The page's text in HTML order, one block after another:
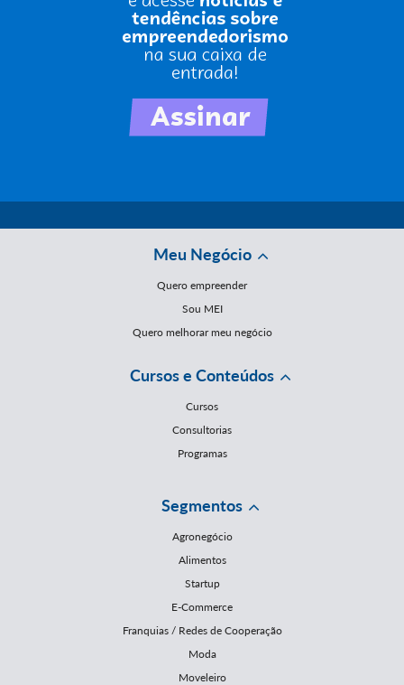
Meu Negócio
Quero empreender
Sou MEI
Quero melhorar meu negócio
Cursos e Conteúdos
Cursos
Consultorias
Programas
Segmentos
Agronegócio
Alimentos
Startup
E-Commerce
Franquias / Redes de Cooperação
Moda
Moveleiro